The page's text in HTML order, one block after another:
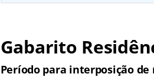
Gabarito
Período para interposição de